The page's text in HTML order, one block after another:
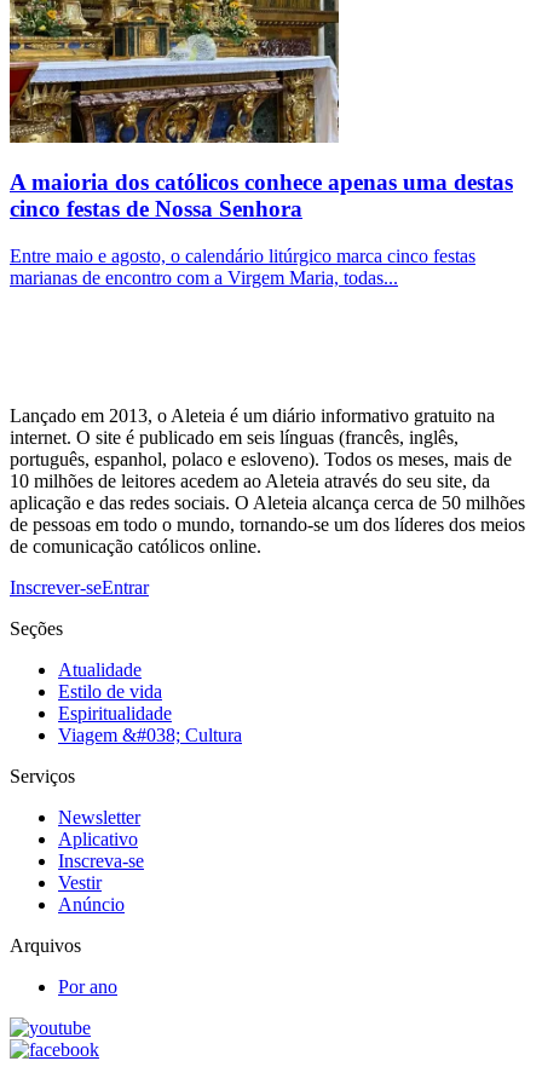
A maioria dos católicos conhece apenas uma destas
cinco festas de Nossa Senhora
Entre maio e agosto, o calendário litúrgico marca cinco festas
marianas de encontro com a Virgem Maria, todas...
Lançado em 2013, o Aleteia é um diário informativo gratuito na
internet. O site é publicado em seis línguas (francês, inglês,
português, espanhol, polaco e esloveno). Todos os meses, mais de
10 milhões de leitores acedem ao Aleteia através do seu site, da
aplicação e das redes sociais. O Aleteia alcança cerca de 50 milhões
de pessoas em todo o mundo, tornando-se um dos líderes dos meios
de comunicação católicos online.
Inscrever-seEntrar
Seções
Atualidade
Estilo de vida
Espiritualidade
Viagem &#038; Cultura
Serviços
Newsletter
Aplicativo
Inscreva-se
Vestir
Anúncio
Arquivos
Por ano